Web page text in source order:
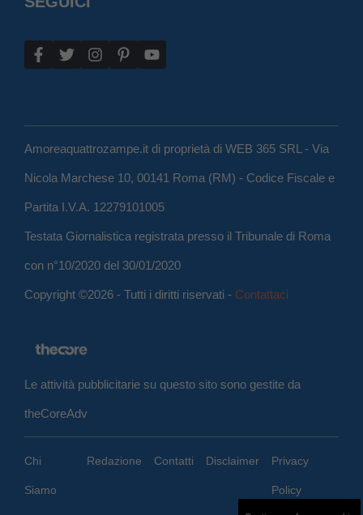
Amoreaquattrozampe.it di proprietà di WEB 365 SRL - Via
Nicola Marchese 10, 00141 Roma (RM) - Codice Fiscale e
Partita I.V.A. 12279101005
Testata Giornalistica registrata presso il Tribunale di Roma
con n°10/2020 del 30/01/2020
Copyright ©2026 - Tutti i diritti riservati - Contattaci
Le attività pubblicitarie su questo sito sono gestite da
theCoreAdv
Chi
Siamo
Redazione Contatti Disclaimer Privacy
Policy